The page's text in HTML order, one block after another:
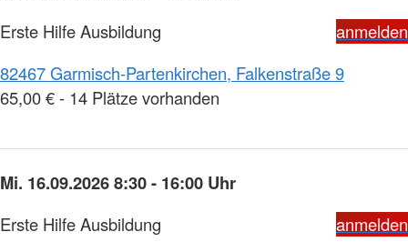
Erste Hilfe Ausbildung
anmelden
82467 Garmisch-Partenkirchen, Falkenstraße 9
65,00 € - 14 Plätze vorhanden
Mi. 16.09.2026 8:30 - 16:00 Uhr
Erste Hilfe Ausbildung
anmelden